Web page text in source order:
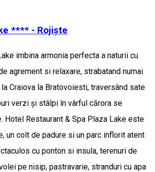
**** - Rojiște
imbina armonia perfecta a naturii cu
agrement si relaxare, strabatand numai
Craiova la Bratovoiesti, traversând sate
verzi și stâlpi în vârful cărora se
Hotel Restaurant & Spa Plaza Lake este
un colt de padure si un parc inflorit atent
cu ponton si insula, terenuri de
pe nisip, pastravarie, stranduri cu apa